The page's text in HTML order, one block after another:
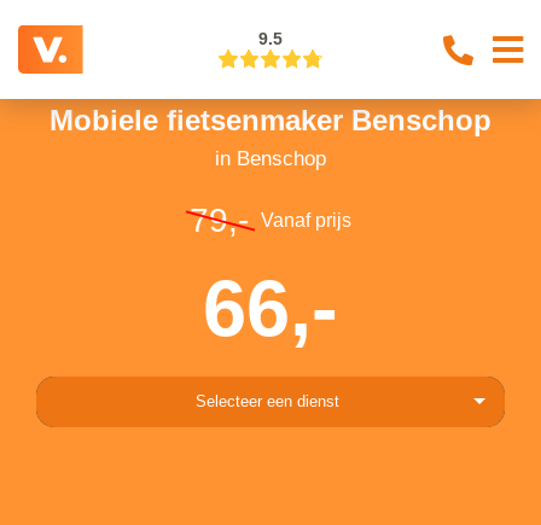
9.5
Mobiele fietsenmaker Benschop
in Benschop
79,- Vanaf prijs
66,-
Selecteer een dienst